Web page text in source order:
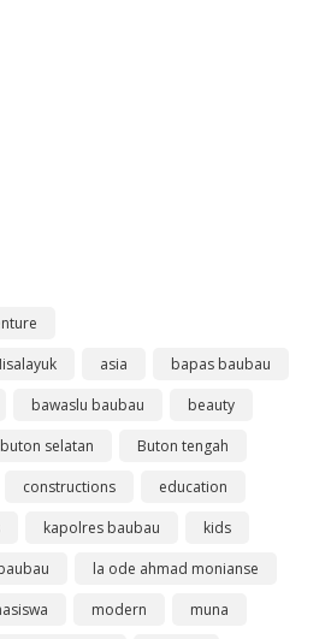
asia
bapas baubau
bawaslu baubau
beauty
buton selatan
Buton tengah
constructions
education
kapolres baubau
kids
la ode ahmad monianse
modern
muna